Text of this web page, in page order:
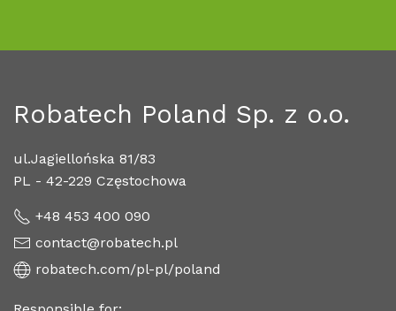
Robatech Poland Sp. z o.o.
ul.Jagiellońska 81/83
PL - 42-229 Częstochowa
+48 453 400 090
contact@robatech.pl
robatech.com/pl-pl/poland